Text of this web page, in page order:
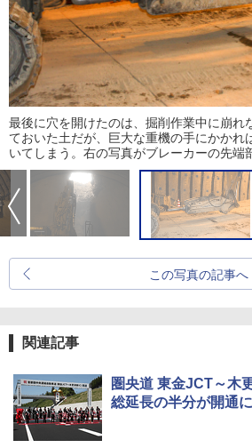
最後に穴を開けたのは、掘削作業中に崩れ
ておいた土だが、巨大な重機の手にかかれ
いてしまう。右の写真がブレーカーの先端
この写真の記事へ
関連記事
圏央道 東金JCT～木
総延長の半分が開通に